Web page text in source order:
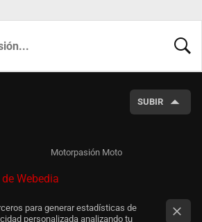
SUBIR
Motorpasión Moto
Webedia
para generar estadísticas de
personalizada analizando tu